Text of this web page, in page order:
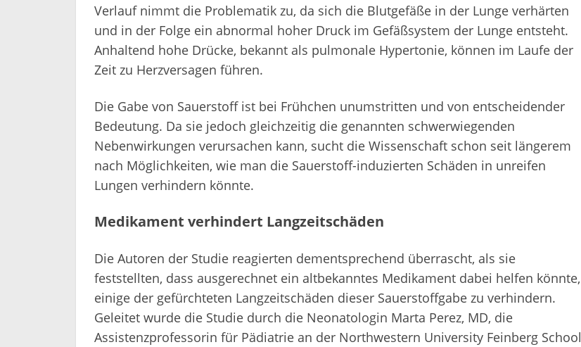
Verlauf nimmt die Problematik zu, da sich die Blutgefäße in der Lunge verhärten
und in der Folge ein abnormal hoher Druck im Gefäßsystem der Lunge entsteht.
Anhaltend hohe Drücke, bekannt als pulmonale Hypertonie, können im Laufe der
Zeit zu Herzversagen führen.
Die Gabe von Sauerstoff ist bei Frühchen unumstritten und von entscheidender
Bedeutung. Da sie jedoch gleichzeitig die genannten schwerwiegenden
Nebenwirkungen verursachen kann, sucht die Wissenschaft schon seit längerem
nach Möglichkeiten, wie man die Sauerstoff-induzierten Schäden in unreifen
Lungen verhindern könnte.
Medikament verhindert Langzeitschäden
Die Autoren der Studie reagierten dementsprechend überrascht, als sie
feststellten, dass ausgerechnet ein altbekanntes Medikament dabei helfen könnte,
einige der gefürchteten Langzeitschäden dieser Sauerstoffgabe zu verhindern.
Geleitet wurde die Studie durch die Neonatologin Marta Perez, MD, die
Assistenzprofessorin für Pädiatrie an der Northwestern University Feinberg School